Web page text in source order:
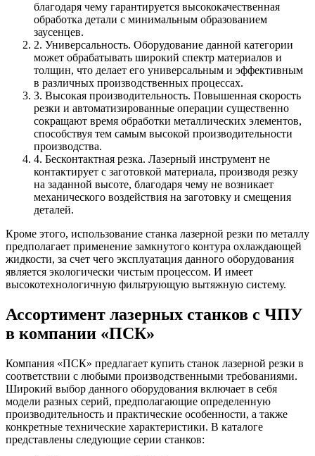
благодаря чему гарантируется высококачественная
обработка детали с минимальным образованием
заусенцев.
2. Универсальность. Оборудование данной категории
может обрабатывать широкий спектр материалов и
толщин, что делает его универсальным и эффективным
в различных производственных процессах.
3. Высокая производительность. Повышенная скорость
резки и автоматизированные операции существенно
сокращают время обработки металлических элементов,
способствуя тем самым высокой производительности
производства.
4. Бесконтактная резка. Лазерный инструмент не
контактирует с заготовкой материала, производя резку
на заданной высоте, благодаря чему не возникает
механического воздействия на заготовку и смещения
деталей.
Кроме этого, использование станка лазерной резки по металлу
предполагает применение замкнутого контура охлаждающей
жидкости, за счет чего эксплуатация данного оборудования
является экологически чистым процессом. И имеет
высокотехнологичную фильтрующую вытяжную систему.
Ассортимент лазерных станков с ЧПУ
в компании «ПСК»
Компания «ПСК» предлагает купить станок лазерной резки в
соответствии с любыми производственными требованиями.
Широкий выбор данного оборудования включает в себя
модели разных серий, предполагающие определенную
производительность и практические особенности, а также
конкретные технические характеристики. В каталоге
представлены следующие серии станков: